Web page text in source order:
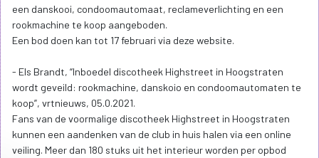
een danskooi, condoomautomaat, reclameverlichting en een
rookmachine te koop aangeboden.
Een bod doen kan tot 17 februari via deze website.
- Els Brandt, “Inboedel discotheek Highstreet in Hoogstraten
wordt geveild: rookmachine, danskoio en condoomautomaten te
koop”, vrtnieuws, 05.0.2021.
Fans van de voormalige discotheek Highstreet in Hoogstraten
kunnen een aandenken van de club in huis halen via een online
veiling. Meer dan 180 stuks uit het interieur worden per opbod